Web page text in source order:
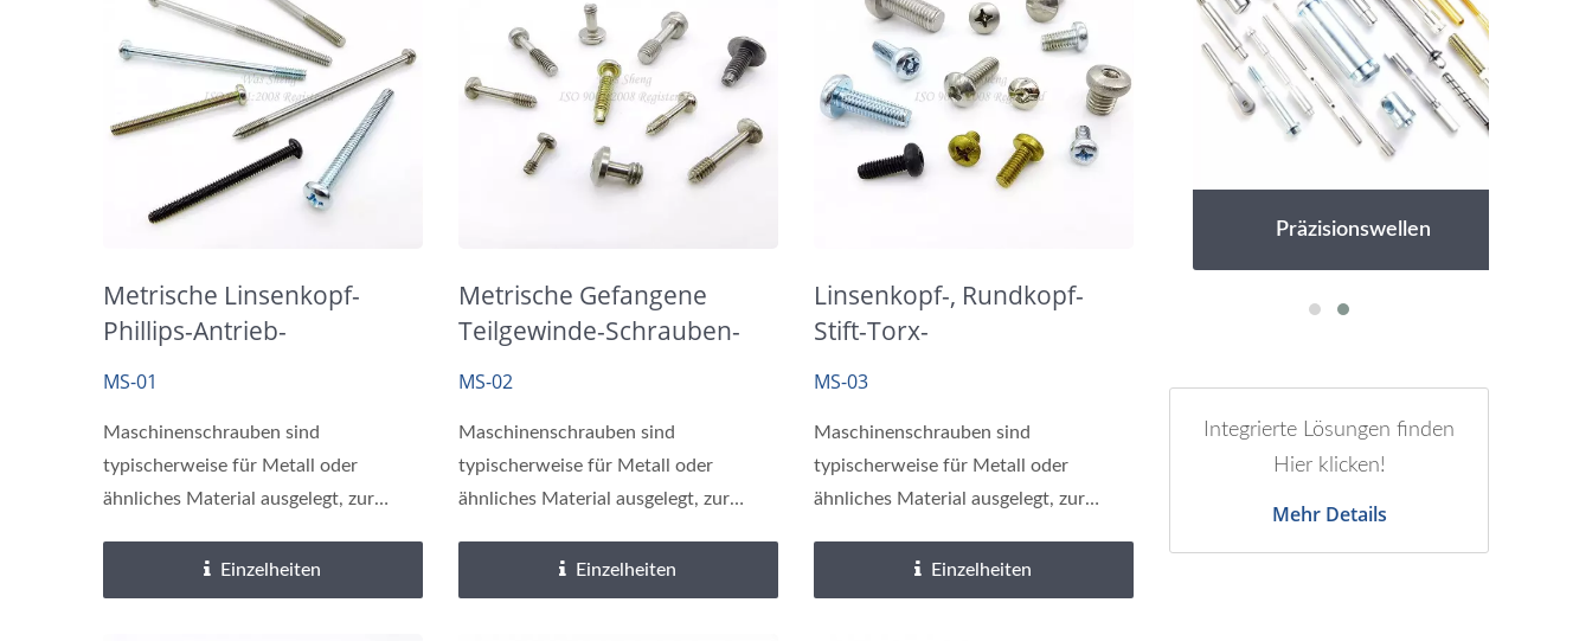
Metrische Linsenkopf-
Phillips-Antrieb-
Maschinenschrauben
MS-01
Maschinenschrauben sind
typischerweise für Metall oder
ähnliches Material ausgelegt, zur
Einzelheiten
Metrische Gefangene
Teilgewinde-Schrauben-
Befestigungselemente
MS-02
Maschinenschrauben sind
typischerweise für Metall oder
ähnliches Material ausgelegt, zur
Einzelheiten
Linsenkopf-, Rundkopf-
Stift-Torx-
Maschinenschrauben
MS-03
Maschinenschrauben sind
typischerweise für Metall oder
ähnliches Material ausgelegt, zur
Einzelheiten
Präzisionswellen
Integrierte Lösungen finden
Hier klicken!
Mehr Details